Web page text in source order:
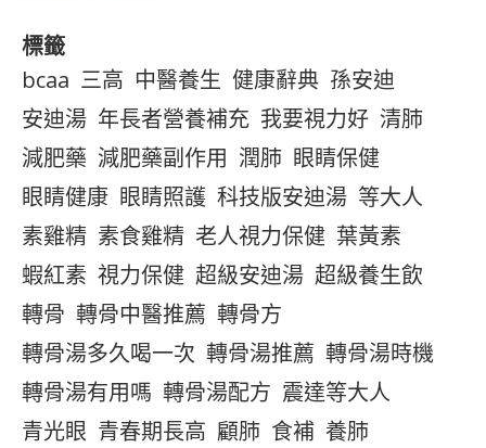
標籤
bcaa 三高 中醫養生 健康辭典 孫安迪
安迪湯 年長者營養補充 我要視力好 清肺
減肥藥 減肥藥副作用 潤肺 眼睛保健
眼睛健康 眼睛照護 科技版安迪湯 等大人
素雞精 素食雞精 老人視力保健 葉黃素
蝦紅素 視力保健 超級安迪湯 超級養生飲
轉骨 轉骨中醫推薦 轉骨方
轉骨湯多久喝一次 轉骨湯推薦 轉骨湯時機
轉骨湯有用嗎 轉骨湯配方 震達等大人
青光眼 青春期長高 顧肺 食補 養肺